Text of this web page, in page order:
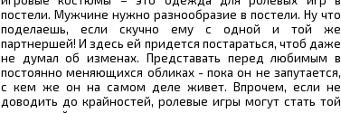
постели. Мужчине нужно разнообразие в постели. Ну что
поделаешь, если скучно ему с одной и той же
партнершей! И здесь ей придется постараться, чтоб даже
не думал об изменах. Представать перед любимым в
постоянно меняющихся обликах - пока он не запутается,
с кем же он на самом деле живет. Впрочем, если не
доводить до крайностей, ролевые игры могут стать той